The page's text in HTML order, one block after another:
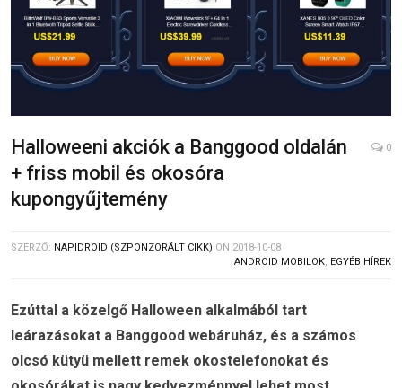
Halloweeni akciók a Banggood oldalán
+ friss mobil és okosóra
kupongyűjtemény
0
SZERZŐ: NAPIDROID (SZPONZORÁLT CIKK) ON 2018-10-08
ANDROID MOBILOK, EGYÉB HÍREK
Ezúttal a közelgő Halloween alkalmából tart
leárazásokat a Banggood webáruház, és a számos
olcsó kütyü mellett remek okostelefonokat és